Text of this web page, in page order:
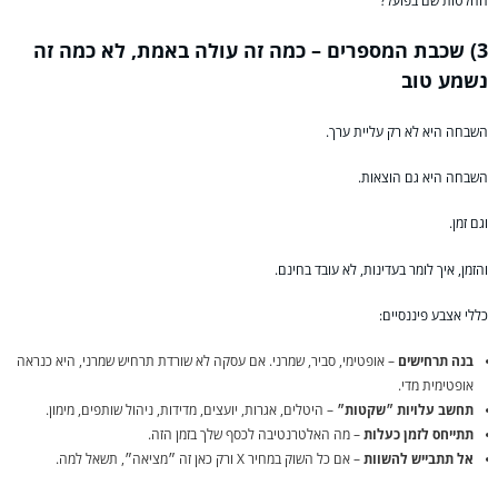
3) שכבת המספרים – כמה זה עולה באמת, לא כמה זה
נשמע טוב
השבחה היא לא רק עליית ערך.
השבחה היא גם הוצאות.
וגם זמן.
והזמן, איך לומר בעדינות, לא עובד בחינם.
כללי אצבע פיננסיים:
בנה תרחישים – אופטימי, סביר, שמרני. אם עסקה לא שורדת תרחיש שמרני, היא כנראה
אופטימית מדי.
תחשב עלויות ״שקטות״ – היטלים, אגרות, יועצים, מדידות, ניהול שותפים, מימון.
תתייחס לזמן כעלות– מה האלטרנטיבה לכסף שלך בזמן הזה.
אל תתבייש להשוות– אם כל השוק במחיר X ורק כאן זה ״מציאה״, תשאל למה.